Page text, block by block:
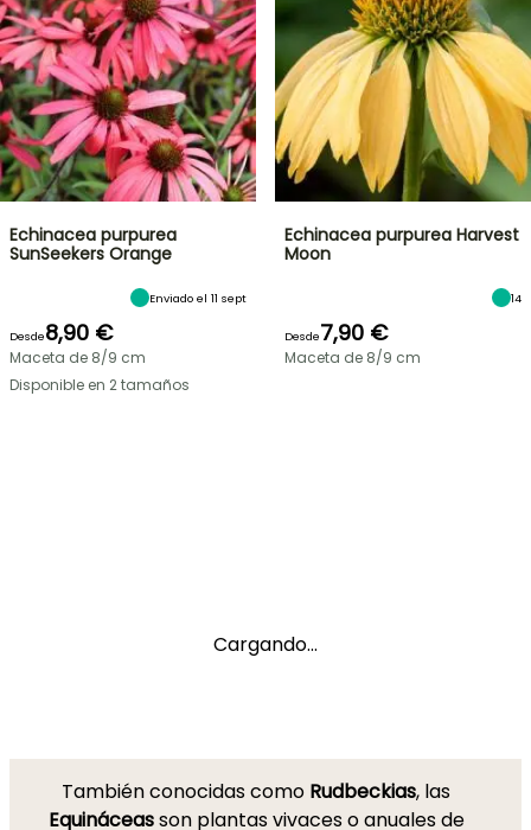
Echinacea purpurea
SunSeekers Orange
Enviado el 11 sept
Desde8,90 €
Maceta de 8/9 cm
Disponible en 2 tamaños
Echinacea purpurea Harvest
Moon
14
Desde7,90 €
Maceta de 8/9 cm
Cargando...
También conocidas como Rudbeckias, las
Equináceasson plantas vivaces o anuales de